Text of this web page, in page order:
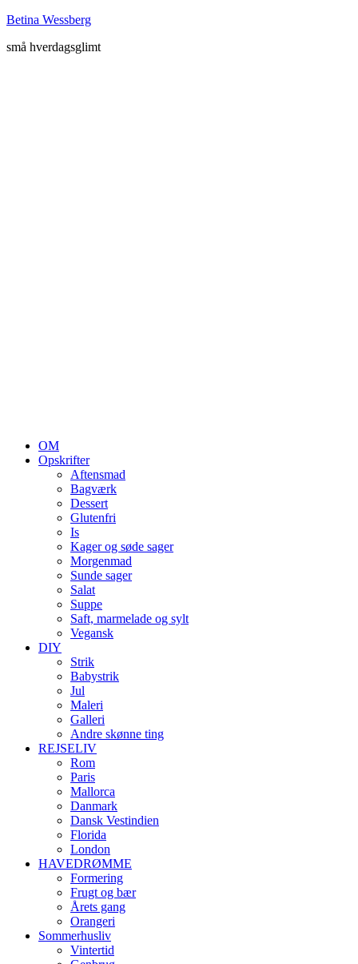
Betina Wessberg
små hverdagsglimt
OM
Opskrifter
Aftensmad
Bagværk
Dessert
Glutenfri
Is
Kager og søde sager
Morgenmad
Sunde sager
Salat
Suppe
Saft, marmelade og sylt
Vegansk
DIY
Strik
Babystrik
Jul
Maleri
Galleri
Andre skønne ting
REJSELIV
Rom
Paris
Mallorca
Danmark
Dansk Vestindien
Florida
London
HAVEDRØMME
Formering
Frugt og bær
Årets gang
Orangeri
Sommerhusliv
Vintertid